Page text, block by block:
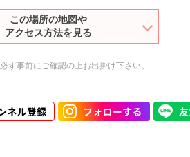
この場所の地図や
アクセス方法を見る
事前にご確認の上お出掛け下さい。